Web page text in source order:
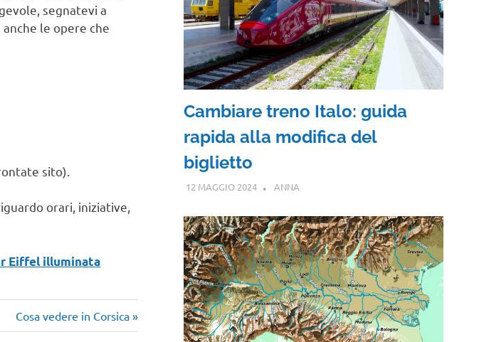
segnatevi a
le opere che
sito).
orari, iniziative,
Eiffel illuminata
Articolo
successivo:
Cosa vedere in Corsica
Cambiare treno Italo: guida
rapida alla modifica del
biglietto
12 MAGGIO 2024 ANNA